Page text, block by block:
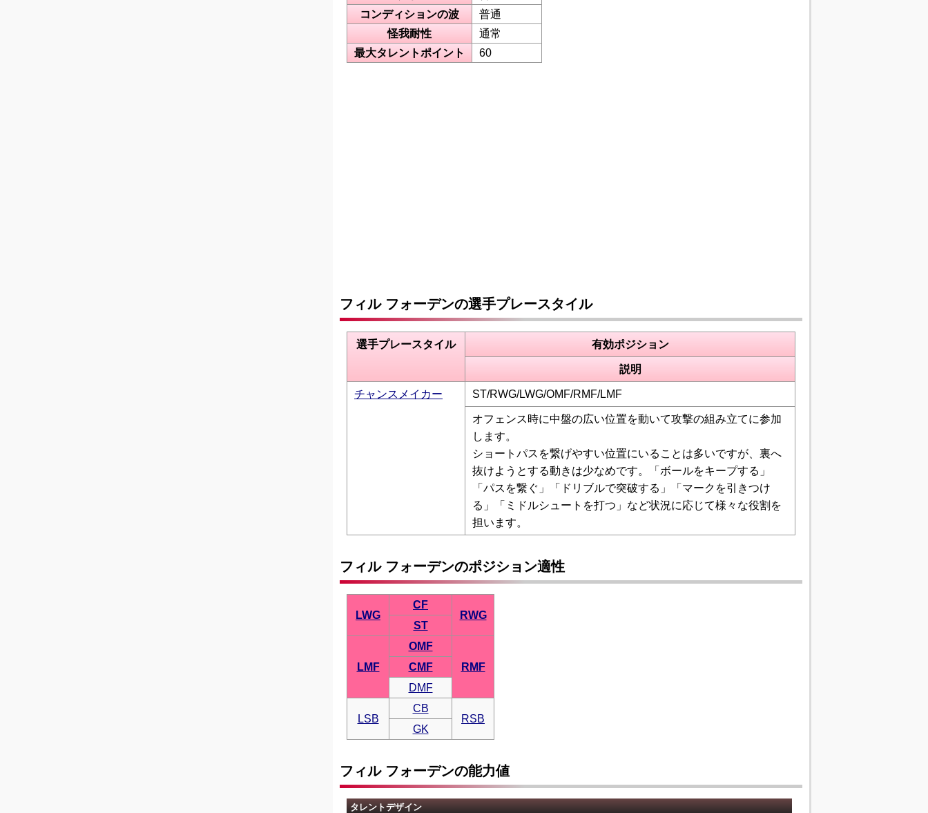
コンディションの波
普通
怪我耐性
通常
最大タレントポイント
60
フィル フォーデンの選手プレースタイル
選手プレースタイル 有効ポジション
説明
チャンスメイカー ST/RWG/LWG/OMF/RMF/LMF
オフェンス時に中盤の広い位置を動いて攻撃の組み立てに参加
します。
ショートパスを繋げやすい位置にいることは多いですが、裏へ
抜けようとする動きは少なめです。「ボールをキープする」
「パスを繋ぐ」「ドリブルで突破する」「マークを引きつけ
る」「ミドルシュートを打つ」など状況に応じて様々な役割を
担います。
フィル フォーデンのポジション適性
LWG
CF
RWG
ST
LMF
OMF
RMF
CMF
DMF
LSB
CB
RSB
GK
フィル フォーデンの能力値
タレントデザイン